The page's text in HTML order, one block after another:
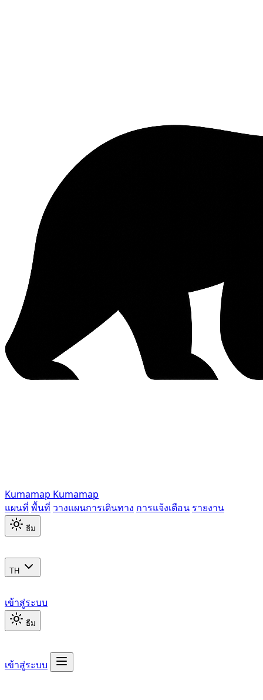
Kumamap Kumamap
แผนที่ พื้นที่ วางแผนการเดินทาง การแจ้งเตือน รายงาน
ธีม
TH
เข้าสู่ระบบ
ธีม
เข้าสู่ระบบ